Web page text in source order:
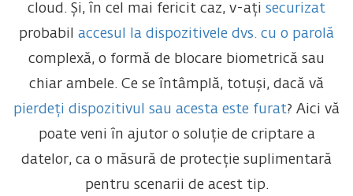
cloud. Și, în cel mai fericit caz, v-ați securizat
probabil accesul la dispozitivele dvs. cu o parolă
complexă, o formă de blocare biometrică sau
chiar ambele. Ce se întâmplă, totuși, dacă vă
pierdeți dispozitivul sau acesta este furat? Aici vă
poate veni în ajutor o soluție de criptare a
datelor, ca o măsură de protecție suplimentară
pentru scenarii de acest tip.